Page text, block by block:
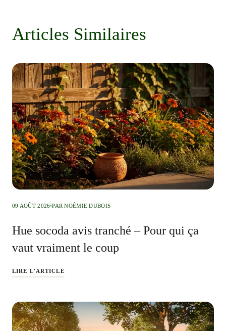
Articles Similaires
09 AOÛT 2026 PAR NOÉMIE DUBOIS
Hue socoda avis tranché – Pour qui ça
vaut vraiment le coup
LIRE L'ARTICLE